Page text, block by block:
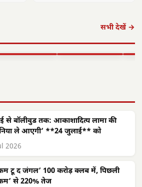
सभी देखें →
मॉडल' बना लाखों
संजीवनी
में
से बॉलीवुड तक: आकाशादित्य लामा की
ले आएगी’ **24 जुलाई** को
2026
टू द जंगल’ 100 करोड़ क्लब में, पिछली
से 220% तेज